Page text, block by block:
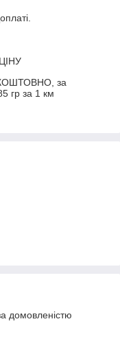
за
гр за 1 км
домовленістю